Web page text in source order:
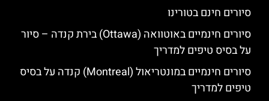
סיורים חינם בטורינו
סיורים חינמיים באוטוואה (Ottawa) בירת קנדה – סיור
על בסיס טיפים למדריך
סיורים חינמיים במונטריאול (Montreal) קנדה על בסיס
טיפים למדריך